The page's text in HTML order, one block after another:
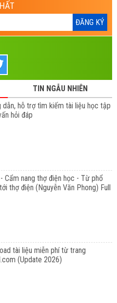
TIN NGẪU NHIÊN
dẫn, hỗ trợ tìm kiếm tài liệu học tập
hỏi đáp
Cẩm nang thợ điện học - Từ phổ
thợ điện (Nguyễn Văn Phong) Full
tài liệu miễn phí từ trang
(Update 2026)